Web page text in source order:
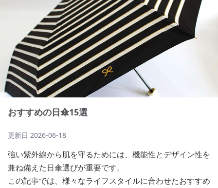
おすすめの日傘15選
更新日 2026-06-18
強い紫外線から肌を守るためには、機能性とデザイン性を
兼ね備えた日傘選びが重要です。
この記事では、様々なライフスタイルに合わせたおすすめ